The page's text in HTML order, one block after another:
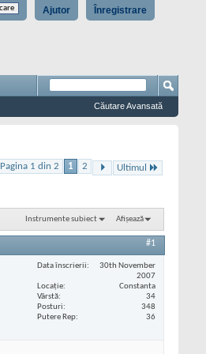
Înregistrare
Ajutor
Căutare Avansată
Pagina 1 din 2 1 2 Ultimul
Instrumente subiect Afișează
#1
Data înscrierii
30th November
2007
Locaţie
Constanta
Vârstă
34
Posturi
348
Putere Rep
36